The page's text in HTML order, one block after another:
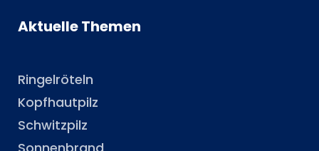
Aktuelle Themen
Ringelröteln
Kopfhautpilz
Schwitzpilz